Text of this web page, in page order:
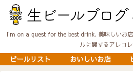
I'm on a quest for the best drink. 美味しいお
ルに関するアレコ
ビールリスト おいしいお店